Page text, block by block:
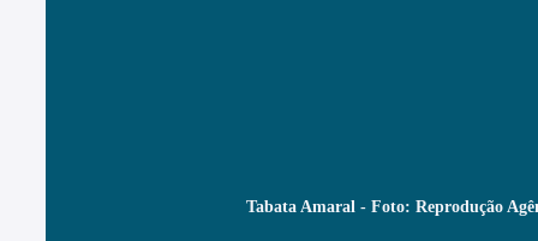
Tabata Amaral - Foto: Reprodução